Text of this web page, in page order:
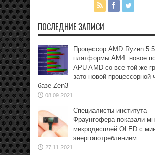
ПОСЛЕДНИЕ ЗАПИСИ
Процессор AMD Ryzen 5
платформы АМ4: новое
APU AMD со все той же
зато новой процессорной
базе Zen3
08.09.2021
Специалисты института
Фраунгофера показали
микродисплей OLED с
энергопотреблением
27.11.2021